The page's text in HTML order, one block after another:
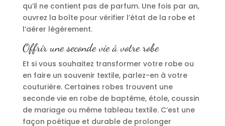
qu’il ne contient pas de parfum. Une fois par an,
ouvrez la boîte pour vérifier l’état de la robe et
l’aérer légèrement.
Offrir une seconde vie à votre robe
Et si vous souhaitez transformer votre robe ou
en faire un souvenir textile, parlez-en à votre
couturière. Certaines robes trouvent une
seconde vie en robe de baptême, étole, coussin
de mariage ou même tableau textile. C’est une
façon poétique et durable de prolonger